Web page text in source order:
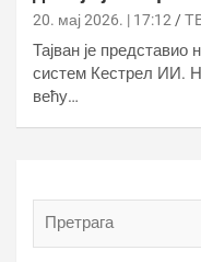
20. мај 2026. | 17:12
Тајван је представио
систем Кестрел ИИ.
већу…